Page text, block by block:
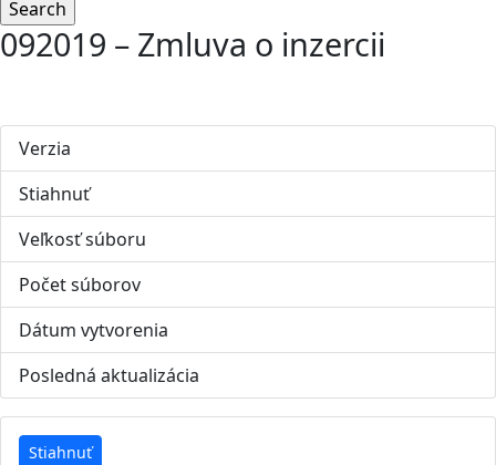
092019 – Zmluva o inzercii
Verzia
Stiahnuť
Veľkosť súboru
Počet súborov
Dátum vytvorenia
Posledná aktualizácia
Stiahnuť